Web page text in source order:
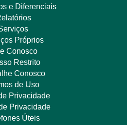
e Diferenciais
Próprios
Conosco
Restrito
Conosco
de Uso
Privacidade
Privacidade
Úteis